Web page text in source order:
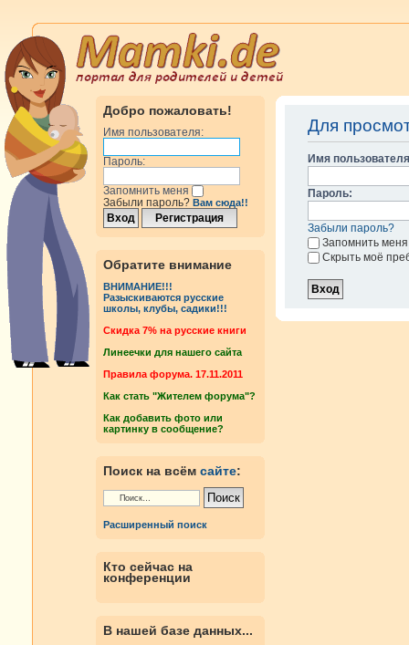
Добро пожаловать!
Имя пользователя:
Пароль:
Запомнить меня
Забыли пароль? Вам сюда!!
Обратите внимание
ВНИМАНИЕ!!!
Разыскиваются русские
школы, клубы, садики!!!
Cкидка 7% на русские книги
Линеечки для нашего сайта
Правила форума. 17.11.2011
Как стать "Жителем форума"?
Как добавить фото или
картинку в сообщение?
Поиск на всём сайте:
Расширенный поиск
Кто сейчас на
конференции
В нашей базе данных...
Для
Имя
Пароль:
Забыли пароль?
Запомнить меня
Скрыть моё